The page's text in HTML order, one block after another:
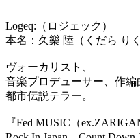
Logeq:（ロジェック）
本名：久樂 陸（くだら りく
ヴォーカリスト、
音楽プロデューサー、作編
都市伝説テラー。
『Fed MUSIC（